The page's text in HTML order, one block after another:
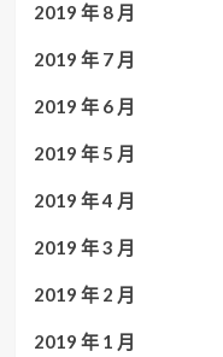
2019 年 8 月
2019 年 7 月
2019 年 6 月
2019 年 5 月
2019 年 4 月
2019 年 3 月
2019 年 2 月
2019 年 1 月